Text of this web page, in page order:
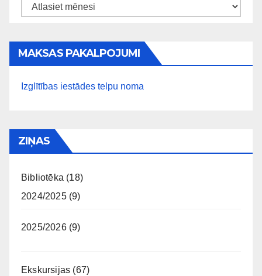
Arhīvi
MAKSAS PAKALPOJUMI
Izglītības iestādes telpu noma
ZIŅAS
Bibliotēka (18)
2024/2025(9)
2025/2026(9)
Ekskursijas (67)